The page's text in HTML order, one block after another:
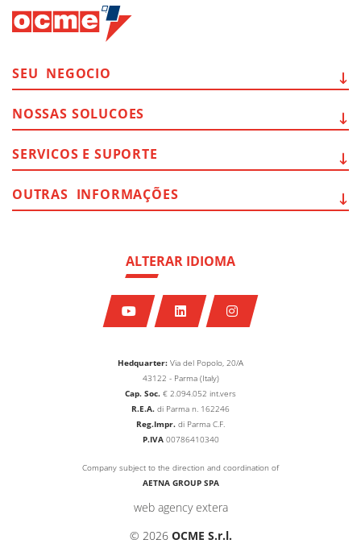
Hedquarter: Via del Popolo, 20/A
43122 - Parma (Italy)
Cap. Soc. € 2.094.052 int.vers
R.E.A. di Parma n. 162246
Reg.Impr. di Parma C.F.
P.IVA00786410340
Company subject to the direction and coordination of
AETNA GROUP SPA
web agency extera
© 2026 OCME S.r.l.
ALTERAR IDIOMA
SEU NEGOCIO
NOSSAS SOLUCOES
SERVICOS E SUPORTE
OUTRAS INFORMAÇÕES